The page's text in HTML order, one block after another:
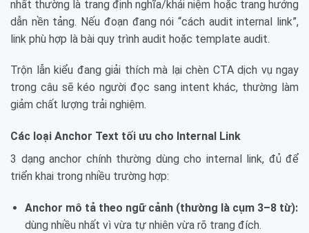
nhất thường là trang định nghĩa/khái niệm hoặc trang hướng
dẫn nền tảng. Nếu đoạn đang nói “cách audit internal link”,
link phù hợp là bài quy trình audit hoặc template audit.
Trộn lẫn kiểu đang giải thích mà lại chèn CTA dịch vụ ngay
trong câu sẽ kéo người đọc sang intent khác, thường làm
giảm chất lượng trải nghiệm.
Các loại Anchor Text tối ưu cho Internal Link
3 dạng anchor chính thường dùng cho internal link, đủ để
triển khai trong nhiều trường hợp:
Anchor mô tả theo ngữ cảnh (thường là cụm 3–8 từ):
dùng nhiều nhất vì vừa tự nhiên vừa rõ trang đích.